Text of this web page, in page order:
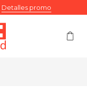
Detalles promo